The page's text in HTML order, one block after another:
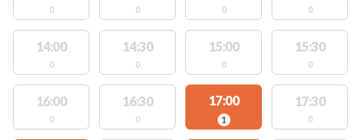
0 0 0 0
14:00
0
14:30
0
15:00
0
15:30
0
16:00
0
16:30
0
17:00
1
17:30
0